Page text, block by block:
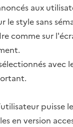
aux
le style sans
comme sur
avec
puisse
en version